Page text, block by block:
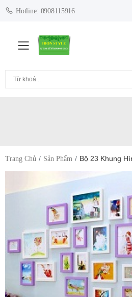
Hotline: 0908115916
Toggle mobile
Trang Chủ Sản Phẩm Bộ 23 Khung